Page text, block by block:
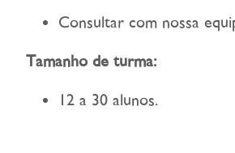
Consultar com nossa
Tamanho de turma:
12 a 30 alunos.